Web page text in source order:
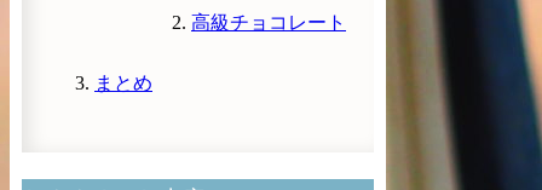
高級チョコレート
まとめ